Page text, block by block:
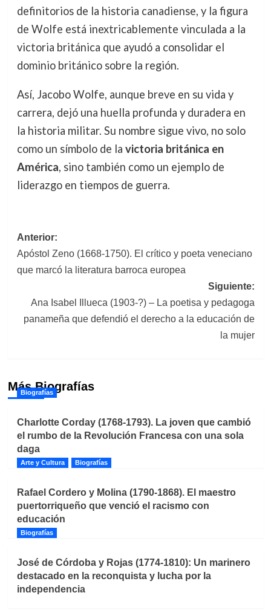
definitorios de la historia canadiense, y la figura
de Wolfe está inextricablemente vinculada a la
victoria británica que ayudó a consolidar el
dominio británico sobre la región.
Así, Jacobo Wolfe, aunque breve en su vida y
carrera, dejó una huella profunda y duradera en
la historia militar. Su nombre sigue vivo, no solo
como un símbolo de la victoria británica en
América, sino también como un ejemplo de
liderazgo en tiempos de guerra.
Navegación
de
entradas
Anterior:
Apóstol Zeno (1668-1750). El crítico y poeta veneciano
que marcó la literatura barroca europea
Siguiente:
Ana Isabel Illueca (1903-?) – La poetisa y pedagoga
panameña que defendió el derecho a la educación de
la mujer
Más Biografías
Biografías
Charlotte Corday (1768-1793). La joven que cambió
el rumbo de la Revolución Francesa con una sola
daga
Arte y Cultura Biografías
Rafael Cordero y Molina (1790-1868). El maestro
puertorriqueño que venció el racismo con
educación
Biografías
José de Córdoba y Rojas (1774-1810): Un marinero
destacado en la reconquista y lucha por la
independencia